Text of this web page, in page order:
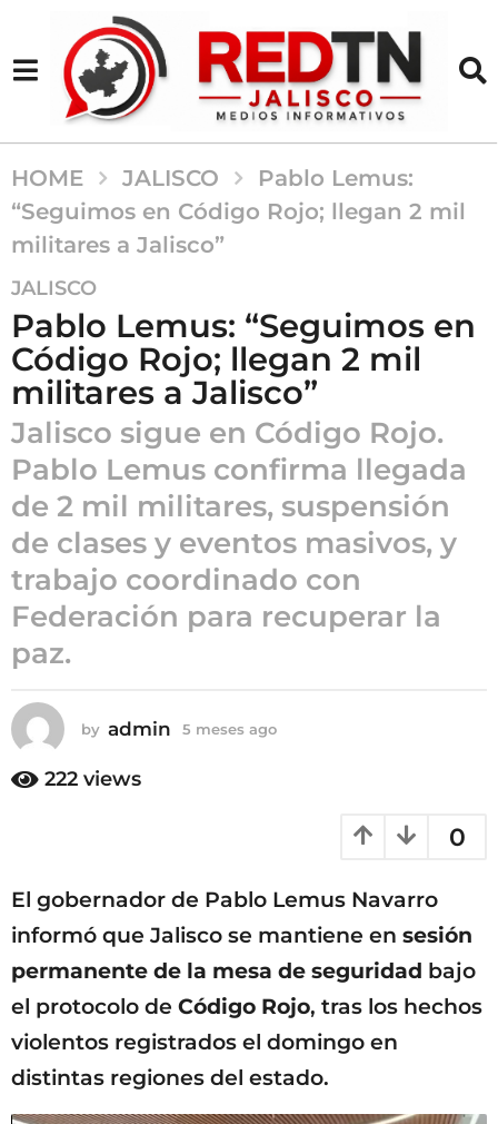
HOME JALISCO
Pablo Lemus:
“Seguimos en Código Rojo; llegan 2 mil
militares a Jalisco”
5
m
e
s
e
a
g
o
5
m
e
s
e
s
g
o
JALISCO
Pablo Lemus: “Seguimos en
Código Rojo; llegan 2 mil
militares a Jalisco”
Jalisco sigue en Código Rojo.
Pablo Lemus confirma llegada
de 2 mil militares, suspensión
de clases y eventos masivos, y
trabajo coordinado con
Federación para recuperar la
paz.
by admin 5 meses ago
o
222 views
0
El gobernador de Pablo Lemus Navarro
informó que Jalisco se mantiene en sesión
permanente de la mesa de seguridad bajo
el protocolo de Código Rojo, tras los hechos
violentos registrados el domingo en
distintas regiones del estado.